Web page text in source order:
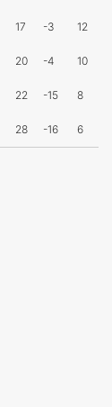
17 -3 12
20 -4 10
22 -15 8
28 -16 6